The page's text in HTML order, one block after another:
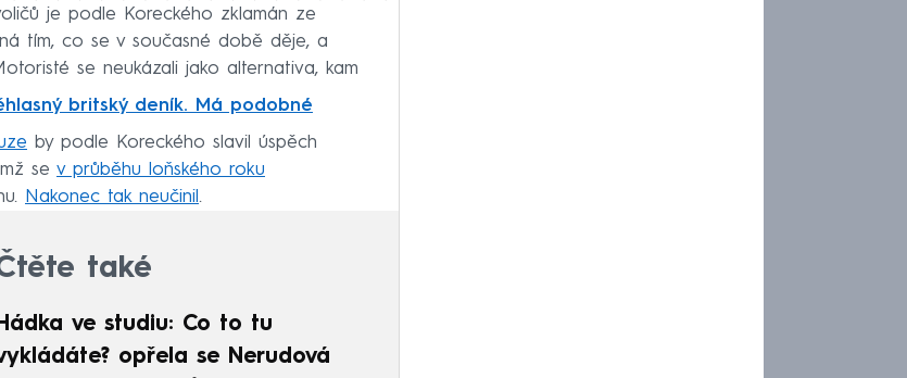
je podle Koreckého zklamán ze
tím, co se v současné době děje, a
se neukázali jako alternativa, kam
britský deník. Má podobné
by podle Koreckého slavil úspěch
se v průběhu loňského roku
Nakonec tak neučinil.
také
ve studiu: Co to tu
opřela se Nerudová